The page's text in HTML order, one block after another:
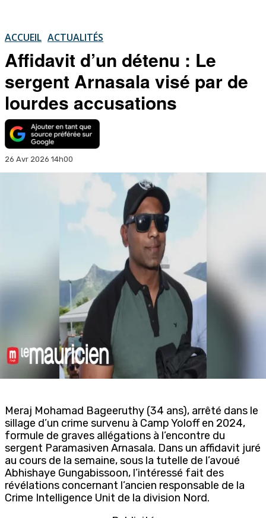
ACCUEIL ACTUALITÉS
Affidavit d’un détenu : Le
sergent Arnasala visé par de
lourdes accusations
26 Avr 2026 14h00
Meraj Mohamad Bageeruthy (34 ans), arrêté dans le
sillage d’un crime survenu à Camp Yoloff en 2024,
formule de graves allégations à l’encontre du
sergent Paramasiven Arnasala. Dans un affidavit juré
au cours de la semaine, sous la tutelle de l’avoué
Abhishaye Gungabissoon, l’intéressé fait des
révélations concernant l’ancien responsable de la
Crime Intelligence Unit de la division Nord.